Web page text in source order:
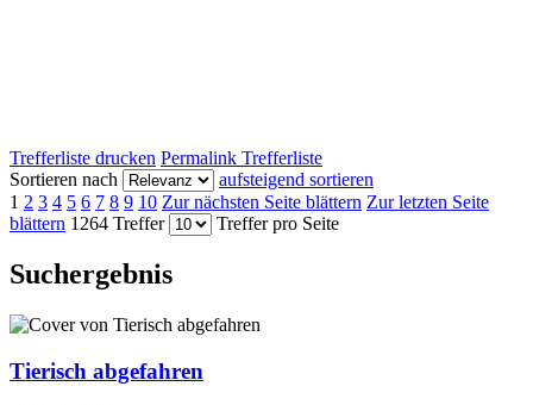
Trefferliste drucken Permalink Trefferliste
Sortieren nach
aufsteigend sortieren
1 2 3 4 5 6 7 8 9 10 Zur nächsten Seite blättern Zur letzten Seite
blättern 1264 Treffer Treffer pro Seite
Suchergebnis
Tierisch abgefahren